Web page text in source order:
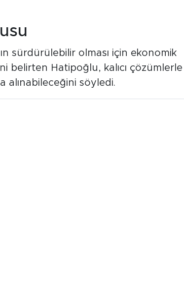
sürdürülebilir olması için ekonomik
belirten Hatipoğlu, kalıcı çözümlerle
alınabileceğini söyledi.